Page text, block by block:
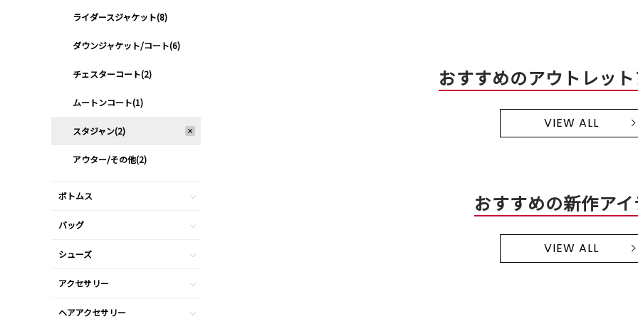
おすすめのアウトレッ
VIEW ALL
おすすめの新作ア
VIEW ALL
ライダースジャケット(8)
ダウンジャケット/コート(6)
チェスターコート(2)
ムートンコート(1)
スタジャン(2)
アウター/その他(2)
ボトムス
バッグ
シューズ
アクセサリー
ヘアアクセサリー